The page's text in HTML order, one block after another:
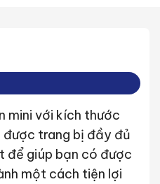
mini với kích thước
được trang bị đầy đủ
để giúp bạn có được
một cách tiện lợi